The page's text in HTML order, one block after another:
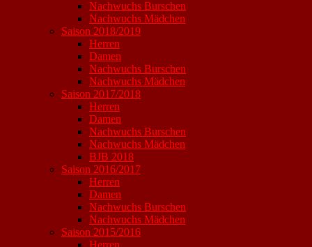
Nachwuchs Burschen
Nachwuchs Mädchen
Saison 2018/2019
Herren
Damen
Nachwuchs Burschen
Nachwuchs Mädchen
Saison 2017/2018
Herren
Damen
Nachwuchs Burschen
Nachwuchs Mädchen
BJB 2018
Saison 2016/2017
Herren
Damen
Nachwuchs Burschen
Nachwuchs Mädchen
Saison 2015/2016
Herren